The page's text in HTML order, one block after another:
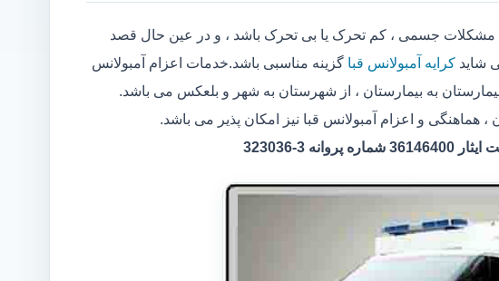
جسمی ، کم تحرک یا بی تحرک باشد ، و در عین حال قصد
شاید کرایه آمبولانس قبا گزینه مناسبی باشد.خدمات اعزام آمبولانس
به بیمارستان ، از شهرستان به شهر و بلعکس می باشد.
هماهنگی و اعزام آمبولانس قبا نیز امکان پذیر می باشد.
3-323036